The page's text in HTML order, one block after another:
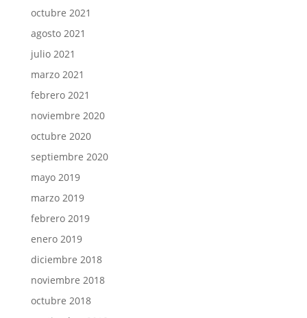
octubre 2021
agosto 2021
julio 2021
marzo 2021
febrero 2021
noviembre 2020
octubre 2020
septiembre 2020
mayo 2019
marzo 2019
febrero 2019
enero 2019
diciembre 2018
noviembre 2018
octubre 2018